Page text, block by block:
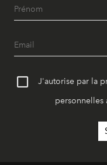
J'autorise par la
personnelles